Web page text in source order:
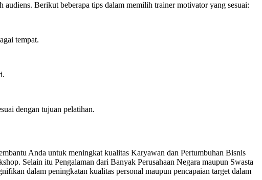
Berikut beberapa tips dalam memilih trainer motivator yang sesuai:
tempat.
dengan tujuan pelatihan.
Anda untuk meningkat kualitas Karyawan dan Pertumbuhan Bisnis
Selain itu Pengalaman dari Banyak Perusahaan Negara maupun Swasta
dalam peningkatan kualitas personal maupun pencapaian target dalam